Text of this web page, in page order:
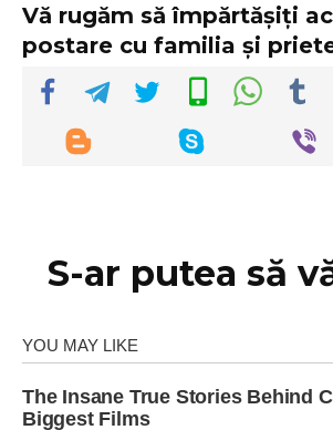
Vă rugăm să împărtășiți
postare cu familia și
S-ar putea să